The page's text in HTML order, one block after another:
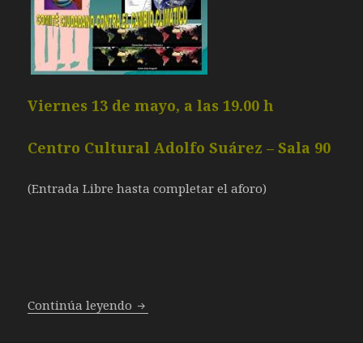
Viernes 13 de mayo, a las 19.00 h
Centro Cultural Adolfo Suárez – Sala 90
(Entrada Libre hasta completar el aforo)
Continúa leyendo Reunión del Comité Ciudadano